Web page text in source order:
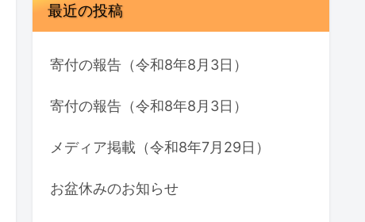
最近の投稿
寄付の報告（令和8年8月3日）
寄付の報告（令和8年8月3日）
メディア掲載（令和8年7月29日）
お盆休みのお知らせ